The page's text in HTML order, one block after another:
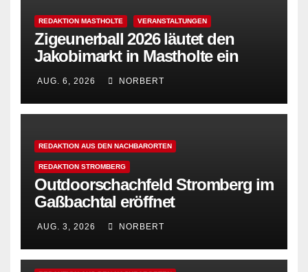
REDAKTION MASTHOLTE VERANSTALTUNGEN
Zigeunerball 2026 läutet den
Jakobimarkt in Mastholte ein
AUG. 6, 2026 NORBERT
REDAKTION AUS DEN NACHBARORTEN
REDAKTION STROMBERG
Outdoorschachfeld Stromberg im
Gaßbachtal eröffnet
AUG. 3, 2026 NORBERT